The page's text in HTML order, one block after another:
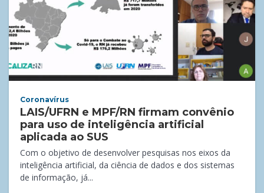
Coronavírus
LAIS/UFRN e MPF/RN firmam convênio
para uso de inteligência artificial
aplicada ao SUS
Com o objetivo de desenvolver pesquisas nos eixos da
inteligência artificial, da ciência de dados e dos sistemas
de informação, já...